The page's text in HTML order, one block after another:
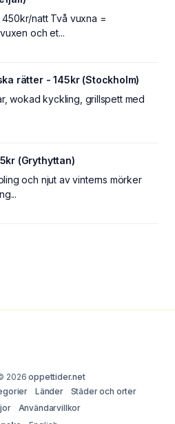
natt Två vuxna =
och et...
rätter - 145kr (Stockholm)
wokad kyckling, grillspett med
(Grythyttan)
och njut av vinterns mörker
2026oppettider.net
Länder
Städer och orter
Användarvillkor